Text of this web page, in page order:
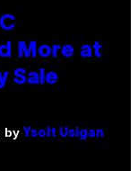
More at
Sale
by Ysolt Usigan